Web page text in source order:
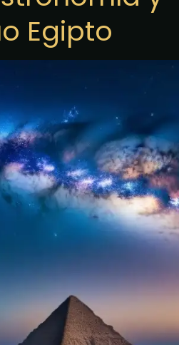
Egipto